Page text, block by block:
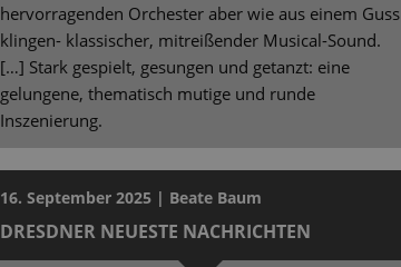
hervorragenden Orchester aber wie aus einem Guss
klingen- klassischer, mitreißender Musical-Sound.
[…] Stark gespielt, gesungen und getanzt: eine
gelungene, thematisch mutige und runde
Inszenierung.
16. September 2025 | Beate Baum
DRESDNER NEUESTE NACHRICHTEN